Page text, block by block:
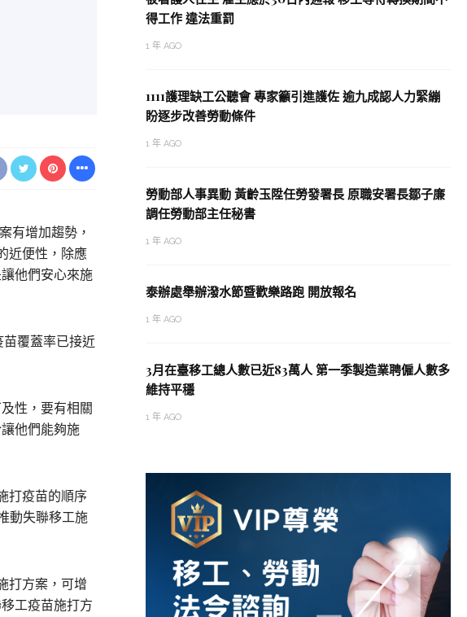
有增加趨勢，
近便性，除應
他們安心來施
覆蓋率已接近
性，要有相關
他們能夠施
打疫苗的順序
動失聯移工施
打方案，可增
工疫苗施打方
得工作 違法重罰
1 年 AGO
1111護理缺工公聽會 專家籲引進護佐 逾九成認人力緊繃
盼逐步改善勞動條件
1 年 AGO
勞動部人事異動 黃齡玉陞任勞發署長 原職安署長鄒子廉
調任勞動部主任秘書
1 年 AGO
泰辦處舉辦潑水節暨歡樂路跑 開放報名
1 年 AGO
3月在臺移工總人數已近83萬人 第一季製造業聘僱人數多
維持平穩
1 年 AGO